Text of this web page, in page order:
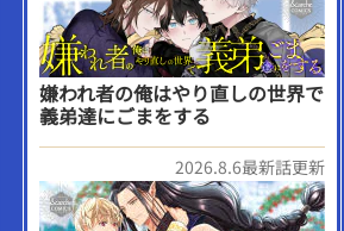
嫌われ者の俺はやり直しの世界で
義弟達にごまをする
2026.8.6最新話更新